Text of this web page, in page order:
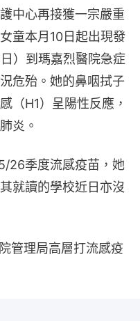
中心再接獲一宗嚴重
童本月10日起出現發
）到瑪嘉烈醫院急症
危殆。她的鼻咽拭子
（H1）呈陽性反應，
炎。
26季度流感疫苗，她
就讀的學校近日亦沒
管理局高層打流感疫